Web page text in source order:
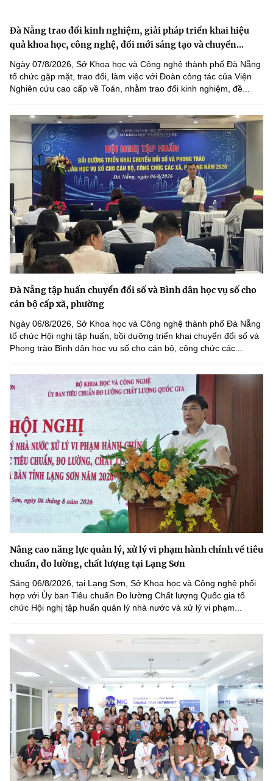
Đà Nẵng trao đổi kinh nghiệm, giải pháp triển khai hiệu
quả khoa học, công nghệ, đổi mới sáng tạo và chuyển...
Ngày 07/8/2026, Sở Khoa học và Công nghệ thành phố Đà Nẵng
tổ chức gặp mặt, trao đổi, làm việc với Đoàn công tác của Viện
Nghiên cứu cao cấp về Toán, nhằm trao đổi kinh nghiệm, đề...
Đà Nẵng tập huấn chuyển đổi số và Bình dân học vụ số cho
cán bộ cấp xã, phường
Ngày 06/8/2026, Sở Khoa học và Công nghệ thành phố Đà Nẵng
tổ chức Hội nghị tập huấn, bồi dưỡng triển khai chuyển đổi số và
Phong trào Bình dân học vụ số cho cán bộ, công chức các...
Nâng cao năng lực quản lý, xử lý vi phạm hành chính về tiêu
chuẩn, đo lường, chất lượng tại Lạng Sơn
Sáng 06/8/2026, tại Lạng Sơn, Sở Khoa học và Công nghệ phối
hợp với Ủy ban Tiêu chuẩn Đo lường Chất lượng Quốc gia tổ
chức Hội nghị tập huấn quản lý nhà nước và xử lý vi phạm...